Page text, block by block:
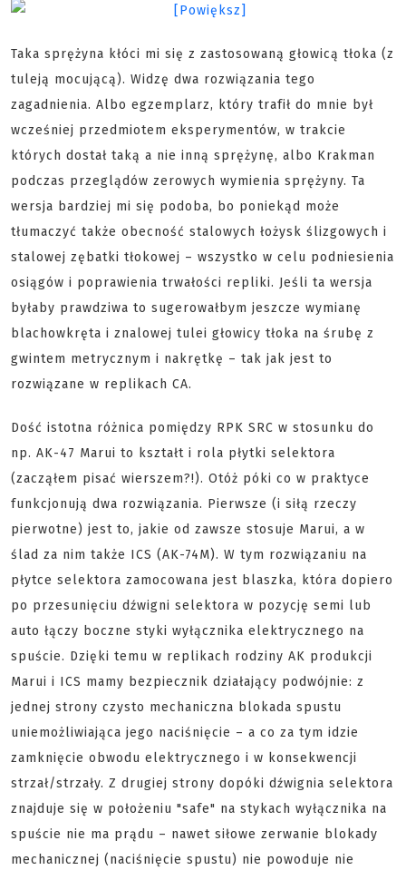
Taka sprężyna kłóci mi się z zastosowaną głowicą tłoka (z
tuleją mocującą). Widzę dwa rozwiązania tego
zagadnienia. Albo egzemplarz, który trafił do mnie był
wcześniej przedmiotem eksperymentów, w trakcie
których dostał taką a nie inną sprężynę, albo Krakman
podczas przeglądów zerowych wymienia sprężyny. Ta
wersja bardziej mi się podoba, bo poniekąd może
tłumaczyć także obecność stalowych łożysk ślizgowych i
stalowej zębatki tłokowej – wszystko w celu podniesienia
osiągów i poprawienia trwałości repliki. Jeśli ta wersja
byłaby prawdziwa to sugerowałbym jeszcze wymianę
blachowkręta i znalowej tulei głowicy tłoka na śrubę z
gwintem metrycznym i nakrętkę – tak jak jest to
rozwiązane w replikach CA.
Dość istotna różnica pomiędzy RPK SRC w stosunku do
np. AK-47 Marui to kształt i rola płytki selektora
(zacząłem pisać wierszem?!). Otóż póki co w praktyce
funkcjonują dwa rozwiązania. Pierwsze (i siłą rzeczy
pierwotne) jest to, jakie od zawsze stosuje Marui, a w
ślad za nim także ICS (AK-74M). W tym rozwiązaniu na
płytce selektora zamocowana jest blaszka, która dopiero
po przesunięciu dźwigni selektora w pozycję semi lub
auto łączy boczne styki wyłącznika elektrycznego na
spuście. Dzięki temu w replikach rodziny AK produkcji
Marui i ICS mamy bezpiecznik działający podwójnie: z
jednej strony czysto mechaniczna blokada spustu
uniemożliwiająca jego naciśnięcie – a co za tym idzie
zamknięcie obwodu elektrycznego i w konsekwencji
strzał/strzały. Z drugiej strony dopóki dźwignia selektora
znajduje się w położeniu "safe" na stykach wyłącznika na
spuście nie ma prądu – nawet siłowe zerwanie blokady
mechanicznej (naciśnięcie spustu) nie powoduje nie